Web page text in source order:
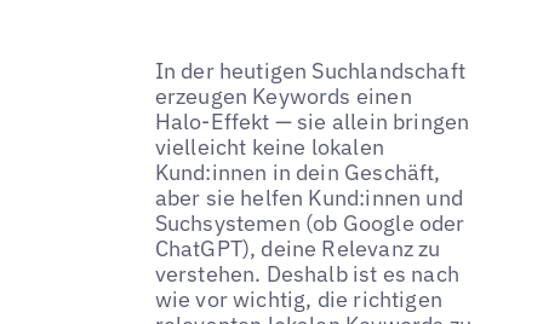
In der heutigen Suchlandschaft
erzeugen Keywords einen
Halo-Effekt — sie allein bringen
vielleicht keine lokalen
Kund:innen in dein Geschäft,
aber sie helfen Kund:innen und
Suchsystemen (ob Google oder
ChatGPT), deine Relevanz zu
verstehen. Deshalb ist es nach
wie vor wichtig, die richtigen